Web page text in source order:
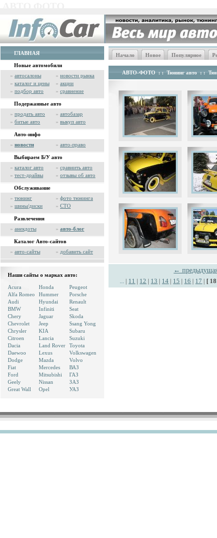
ГЛАВНАЯ
Новые автомобили
» автосалоны » новости рынка
» каталог и цены » акции
» подбор авто » сравнение
Подержанные авто
» продать авто » автобазар
» битые авто » выкуп авто
Авто-инфо
» новости » авто-право
Выбираем Б/У авто
» каталог авто » сравнить авто
» тест-драйвы » отзывы об авто
Обслуживание
» тюнинг » фото тюнинга
» шины/диски » СТО
Развлечения
» анекдоты » авто-блог
Каталог Авто-сайтов
» авто-сайты » добавить сайт
Наши сайты о марках авто:
Acura
Alfa Romeo
Audi
BMW
Chery
Chevrolet
Chrysler
Citroen
Dacia
Daewoo
Dodge
Fiat
Ford
Geely
Great Wall
Honda
Hummer
Hyundai
Infiniti
Jaguar
Jeep
KIA
Lancia
Land Rover
Lexus
Mazda
Mercedes
Mitsubishi
Nissan
Opel
Peugeot
Porsche
Renault
Seat
Skoda
Ssang Yong
Subaru
Suzuki
Toyota
Volkswagen
Volvo
ВАЗ
ГАЗ
ЗАЗ
УАЗ
Начало Новое Популярное
АВТО-ФОТО : : Тюнинг авто : :
←
... | 11 | 12 | 13 | 14 | 15 | 16 | 17 | [